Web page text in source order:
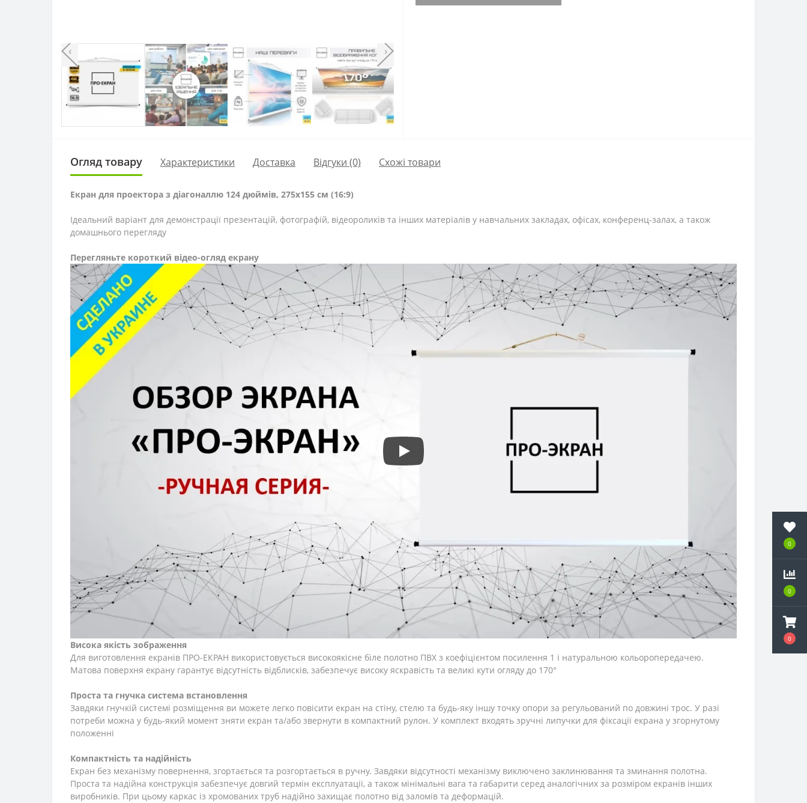
0
0
0
‹ ›
Огляд товару Характеристики Доставка Відгуки (0) Схожі товари
Екран для проектора з діагоналлю 124 дюймів, 275х155 см (16:9)
Ідеальний варіант для демонстрації презентацій, фотографій, відеороликів та інших матеріалів у навчальних закладах, офісах, конференц-залах, а також
домашнього перегляду
Перегляньте короткий відео-огляд екрану
Висока якість зображення
Для виготовлення екранів ПРО-ЕКРАН використовується високоякісне біле полотно ПВХ з коефіцієнтом посилення 1 і натуральною кольоропередачею.
Матова поверхня екрану гарантує відсутність відблисків, забезпечує високу яскравість та великі кути огляду до 170°
Проста та гнучка система встановлення
Завдяки гнучкій системі розміщення ви можете легко повісити екран на стіну, стелю та будь-яку іншу точку опори за регульований по довжині трос. У разі
потреби можна у будь-який момент зняти екран та/або звернути в компактний рулон. У комплект входять зручні липучки для фіксації екрана у згорнутому
положенні
Компактність та надійність
Екран без механізму повернення, згортається та розгортається в ручну. Завдяки відсутності механізму виключено заклинювання та зминання полотна.
Проста та надійна конструкція забезпечує довгий термін експлуатації, а також мінімальні вага та габарити серед аналогічних за розміром екранів інших
виробників. При цьому каркас із хромованих труб надійно захищає полотно від заломів та деформацій.